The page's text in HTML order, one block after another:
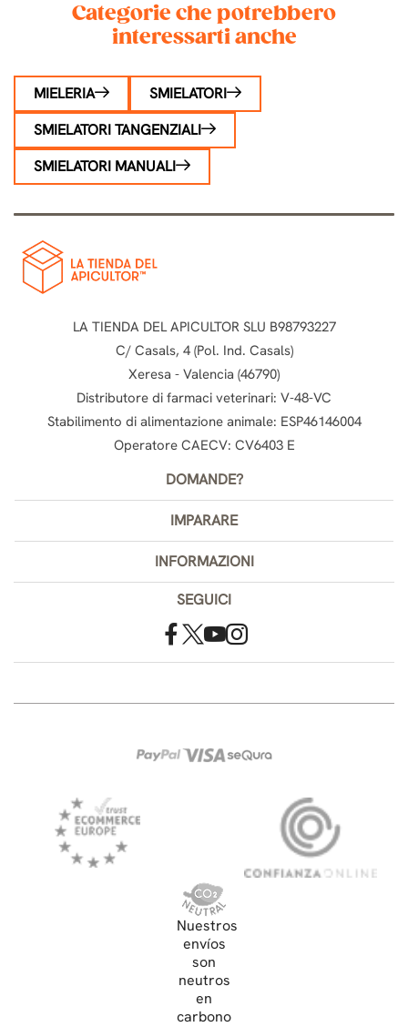
Categorie che potrebbero
interessarti anche
MIELERIA
SMIELATORI
SMIELATORI TANGENZIALI
SMIELATORI MANUALI
LA TIENDA DEL APICULTOR SLU B98793227
C/ Casals, 4 (Pol. Ind. Casals)
Xeresa - Valencia (46790)
Distributore di farmaci veterinari: V-48-VC
Stabilimento di alimentazione animale: ESP46146004
Operatore CAECV: CV6403 E
DOMANDE?
IMPARARE
INFORMAZIONI
SEGUICI
Nuestros
envíos
son
neutros
en
carbono